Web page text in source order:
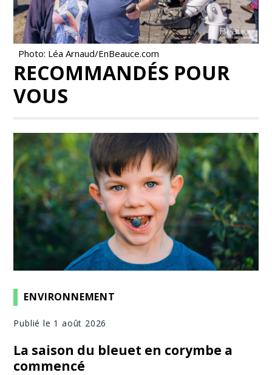
Photo: Léa Arnaud/EnBeauce.com
RECOMMANDÉS POUR
VOUS
ENVIRONNEMENT
Publié le 1 août 2026
La saison du bleuet en corymbe a
commencé